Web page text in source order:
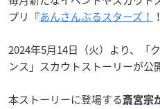
プリ『あんさんぶるスターズ！
2024年5月14日（火）より、「
ンス」スカウトストーリーが公
本ストーリーに登場する斎宮宗